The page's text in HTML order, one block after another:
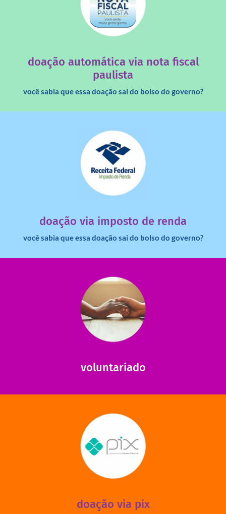
doação automática via nota fiscal
paulista
você sabia que essa doação sai do bolso do governo?
saiba mais
doação via imposto de renda
você sabia que essa doação sai do bolso do governo?
imposto de renda para uma instituição e que esse
dinheiro deixa de ir para o governo?
saiba mais
voluntariado
ajudar com certos assuntos. Entre em contato conosco e
saiba como nos ajudar.
saiba mais
doação via pix
via PIX? Elas também são muito importantes para
mantermos nossas unidades em funcionamento!
saiba mais